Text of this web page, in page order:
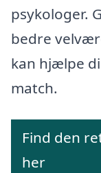
psykologer.
bedre
kan hjælpe
match.
Find den
her